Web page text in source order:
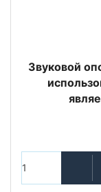
Звуковой